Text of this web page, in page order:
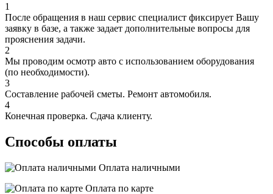
1
После обращения в наш сервис специалист фиксирует Вашу
заявку в базе, а также задает дополнительные вопросы для
прояснения задачи.
2
Мы проводим осмотр авто с использованием оборудования
(по необходимости).
3
Составление рабочей сметы. Ремонт автомобиля.
4
Конечная проверка. Сдача клиенту.
Способы оплаты
Оплата наличными
Оплата по карте